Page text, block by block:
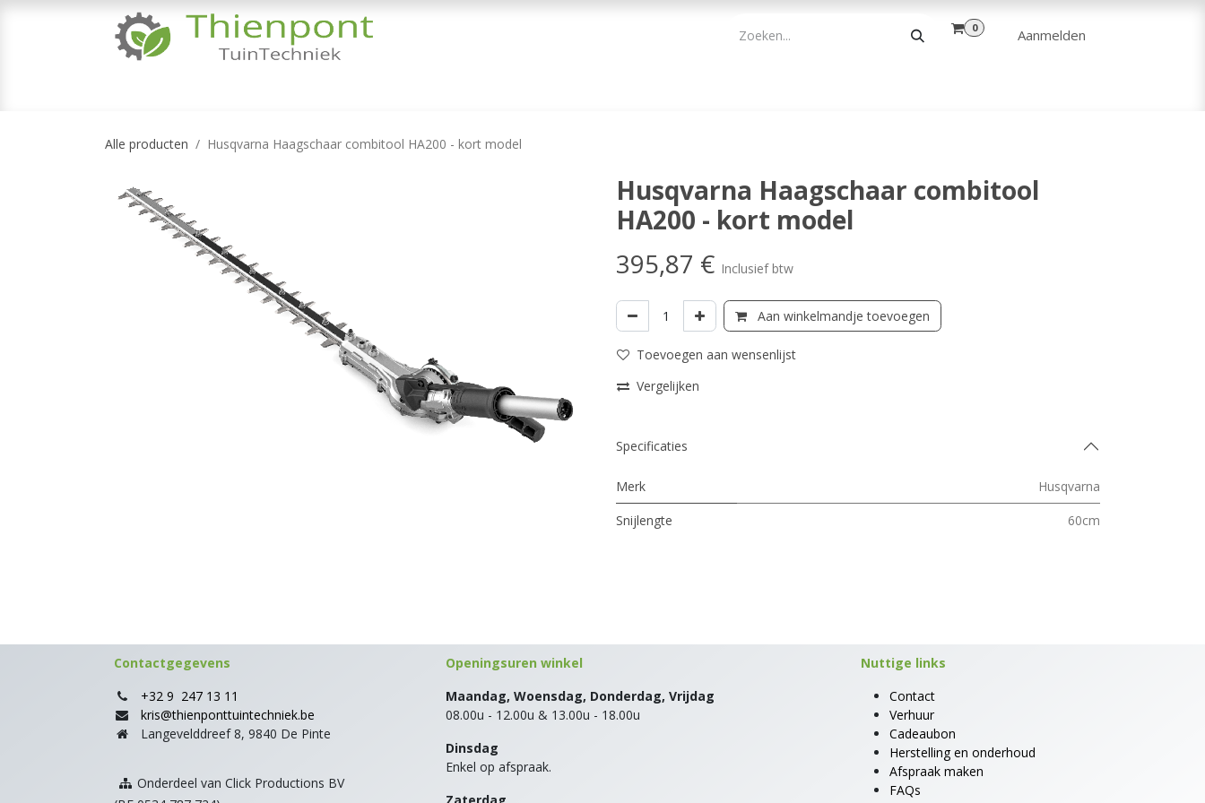
0 Aanmelden
Alle producten Husqvarna Haagschaar combitool HA200 - kort model
Husqvarna Haagschaar combitool
HA200 - kort model
395,87 € Inclusief btw
Aan winkelmandje toevoegen
Toevoegen aan wensenlijst
Vergelijken
Specificaties
Merk
Husqvarna
Snijlengte
60cm
Openingsuren winkel
Maandag, Woensdag, Donderdag, Vrijdag
08.00u - 12.00u & 13.00u - 18.00u
Dinsdag
Enkel op afspraak.
Contactgegevens
+32 9 247 13 11
kris@thienponttuintechniek.be
Langevelddreef 8, 9840 De Pinte
Onderdeel van Click Productions BV
Nuttige links
Contact
Verhuur
Cadeaubon
Herstelling en onderhoud
Afspraak maken
FAQs